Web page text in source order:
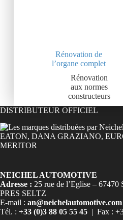
Rénovation de
l’organe complet
Rénovation
aux normes
constructeurs
DISTRIBUTEUR OFFICIEL
NEICHEL AUTOMOTIVE
Adresse : 25 rue de l’Eglise –
PRES SELTZ
E-mail : an@neichelautomotive.com
Tél. : +33 (0)3 88 05 55 45 | Fax :